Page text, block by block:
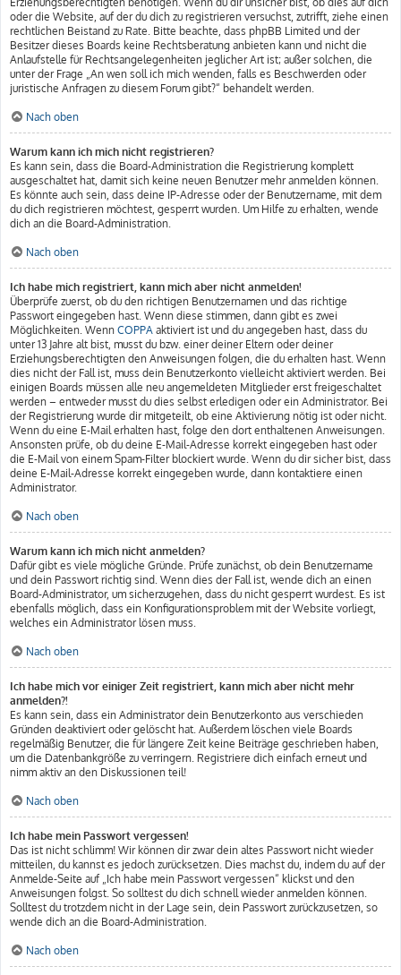
oder die Website, auf der du dich zu registrieren versuchst, zutrifft, ziehe einen
rechtlichen Beistand zu Rate. Bitte beachte, dass phpBB Limited und der
Besitzer dieses Boards keine Rechtsberatung anbieten kann und nicht die
Anlaufstelle für Rechtsangelegenheiten jeglicher Art ist; außer solchen, die
unter der Frage „An wen soll ich mich wenden, falls es Beschwerden oder
juristische Anfragen zu diesem Forum gibt?“ behandelt werden.
Nach oben
Warum kann ich mich nicht registrieren?
Es kann sein, dass die Board-Administration die Registrierung komplett
ausgeschaltet hat, damit sich keine neuen Benutzer mehr anmelden können.
Es könnte auch sein, dass deine IP-Adresse oder der Benutzername, mit dem
du dich registrieren möchtest, gesperrt wurden. Um Hilfe zu erhalten, wende
dich an die Board-Administration.
Nach oben
Ich habe mich registriert, kann mich aber nicht anmelden!
Überprüfe zuerst, ob du den richtigen Benutzernamen und das richtige
Passwort eingegeben hast. Wenn diese stimmen, dann gibt es zwei
Möglichkeiten. Wenn COPPA aktiviert ist und du angegeben hast, dass du
unter 13 Jahre alt bist, musst du bzw. einer deiner Eltern oder deiner
Erziehungsberechtigten den Anweisungen folgen, die du erhalten hast. Wenn
dies nicht der Fall ist, muss dein Benutzerkonto vielleicht aktiviert werden. Bei
einigen Boards müssen alle neu angemeldeten Mitglieder erst freigeschaltet
werden – entweder musst du dies selbst erledigen oder ein Administrator. Bei
der Registrierung wurde dir mitgeteilt, ob eine Aktivierung nötig ist oder nicht.
Wenn du eine E-Mail erhalten hast, folge den dort enthaltenen Anweisungen.
Ansonsten prüfe, ob du deine E-Mail-Adresse korrekt eingegeben hast oder
die E-Mail von einem Spam-Filter blockiert wurde. Wenn du dir sicher bist, dass
deine E-Mail-Adresse korrekt eingegeben wurde, dann kontaktiere einen
Administrator.
Nach oben
Warum kann ich mich nicht anmelden?
Dafür gibt es viele mögliche Gründe. Prüfe zunächst, ob dein Benutzername
und dein Passwort richtig sind. Wenn dies der Fall ist, wende dich an einen
Board-Administrator, um sicherzugehen, dass du nicht gesperrt wurdest. Es ist
ebenfalls möglich, dass ein Konfigurationsproblem mit der Website vorliegt,
welches ein Administrator lösen muss.
Nach oben
Ich habe mich vor einiger Zeit registriert, kann mich aber nicht mehr
anmelden?!
Es kann sein, dass ein Administrator dein Benutzerkonto aus verschieden
Gründen deaktiviert oder gelöscht hat. Außerdem löschen viele Boards
regelmäßig Benutzer, die für längere Zeit keine Beiträge geschrieben haben,
um die Datenbankgröße zu verringern. Registriere dich einfach erneut und
nimm aktiv an den Diskussionen teil!
Nach oben
Ich habe mein Passwort vergessen!
Das ist nicht schlimm! Wir können dir zwar dein altes Passwort nicht wieder
mitteilen, du kannst es jedoch zurücksetzen. Dies machst du, indem du auf der
Anmelde-Seite auf „Ich habe mein Passwort vergessen“ klickst und den
Anweisungen folgst. So solltest du dich schnell wieder anmelden können.
Solltest du trotzdem nicht in der Lage sein, dein Passwort zurückzusetzen, so
wende dich an die Board-Administration.
Nach oben